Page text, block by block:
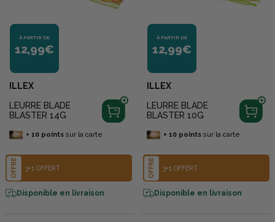
À PARTIR DE
12,99€
ILLEX
LEURRE BLADE
BLASTER 14G
+ 10pointssur la carte
OFFRE 3+1 OFFERT
Disponible en livraison
À PARTIR DE
12,99€
ILLEX
LEURRE BLADE
BLASTER 10G
+ 10pointssur la carte
OFFRE 3+1 OFFERT
Disponible en livraison